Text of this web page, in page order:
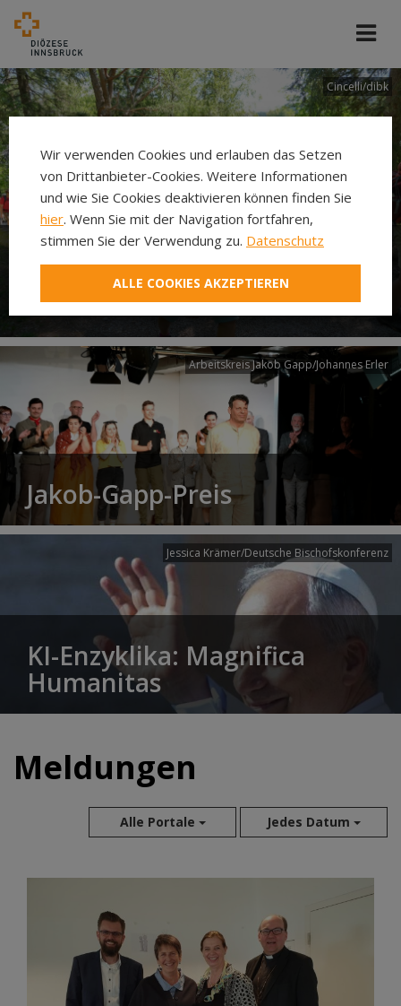
Cincelli/dibk
Neuer Pilgerweg Via
Laudato si’
Arbeitskreis Jakob Gapp/Johannes Erler
Jakob-Gapp-Preis
Jessica Krämer/Deutsche Bischofskonferenz
KI-Enzyklika: Magnifica
Humanitas
Meldungen
Alle Portale Jedes Datum
Aug 2026
Jun 2026
Mai 2026
Apr 2026
Mär 2026
Wir verwenden Cookies und erlauben das Setzen
von Drittanbieter-Cookies. Weitere Informationen
und wie Sie Cookies deaktivieren können finden Sie
hier. Wenn Sie mit der Navigation fortfahren,
stimmen Sie der Verwendung zu. Datenschutz
ALLE COOKIES AKZEPTIEREN